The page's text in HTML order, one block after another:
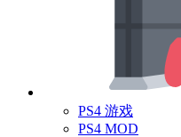
PS4 游戏
PS4 MOD